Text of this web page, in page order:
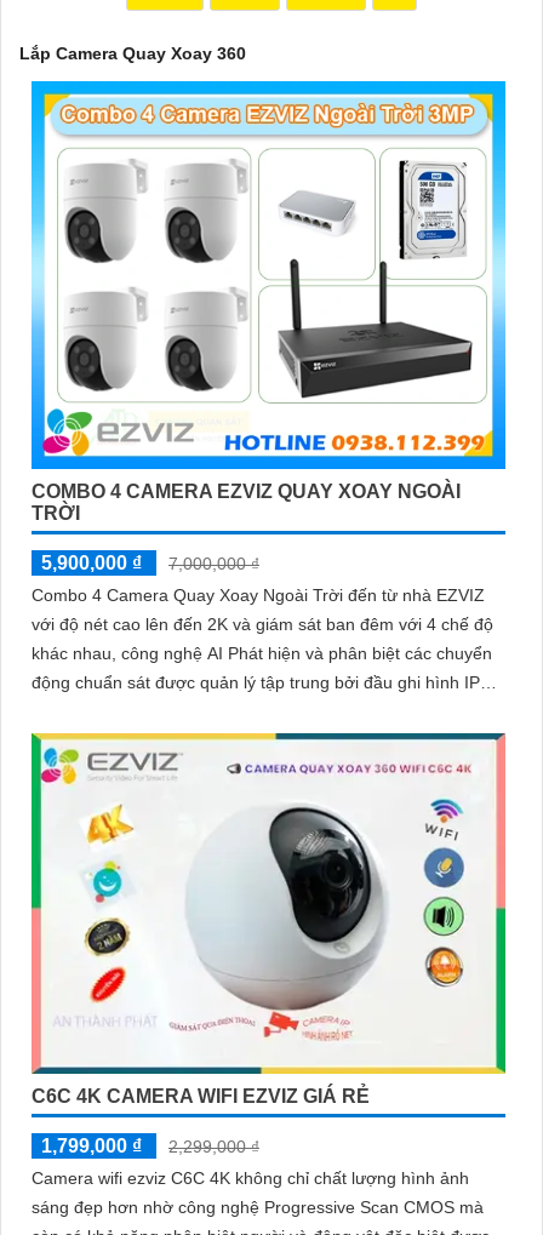
Lắp Camera Quay Xoay 360
COMBO 4 CAMERA EZVIZ QUAY XOAY NGOÀI
TRỜI
5,900,000 ₫
7,000,000 ₫
Combo 4 Camera Quay Xoay Ngoài Trời đến từ nhà EZVIZ
với độ nét cao lên đến 2K và giám sát ban đêm với 4 chế độ
khác nhau, công nghệ AI Phát hiện và phân biệt các chuyển
động chuẩn sát được quản lý tập trung bởi đầu ghi hình IP
C6C 4K CAMERA WIFI EZVIZ GIÁ RẺ
1,799,000 ₫
2,299,000 ₫
Camera wifi ezviz C6C 4K không chỉ chất lượng hình ảnh
sáng đẹp hơn nhờ công nghệ Progressive Scan CMOS mà